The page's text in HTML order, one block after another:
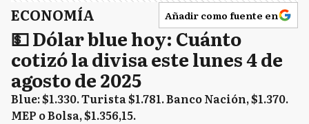
ECONOMÍA Añadir como fuente en
💵 Dólar blue hoy: Cuánto
cotizó la divisa este lunes 4 de
agosto de 2025
Blue: $1.330. Turista $1.781. Banco Nación, $1.370.
MEP o Bolsa, $1.356,15.